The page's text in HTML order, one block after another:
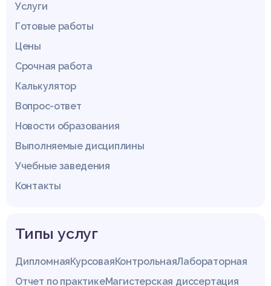
Услуги
Готовые работы
Цены
Срочная работа
Калькулятор
Вопрос-ответ
Новости образования
Выполняемые дисциплины
Учебные заведения
Контакты
Типы услуг
ДипломнаяКурсоваяКонтрольнаяЛабораторная
Отчет по практикеМагистерская диссертация